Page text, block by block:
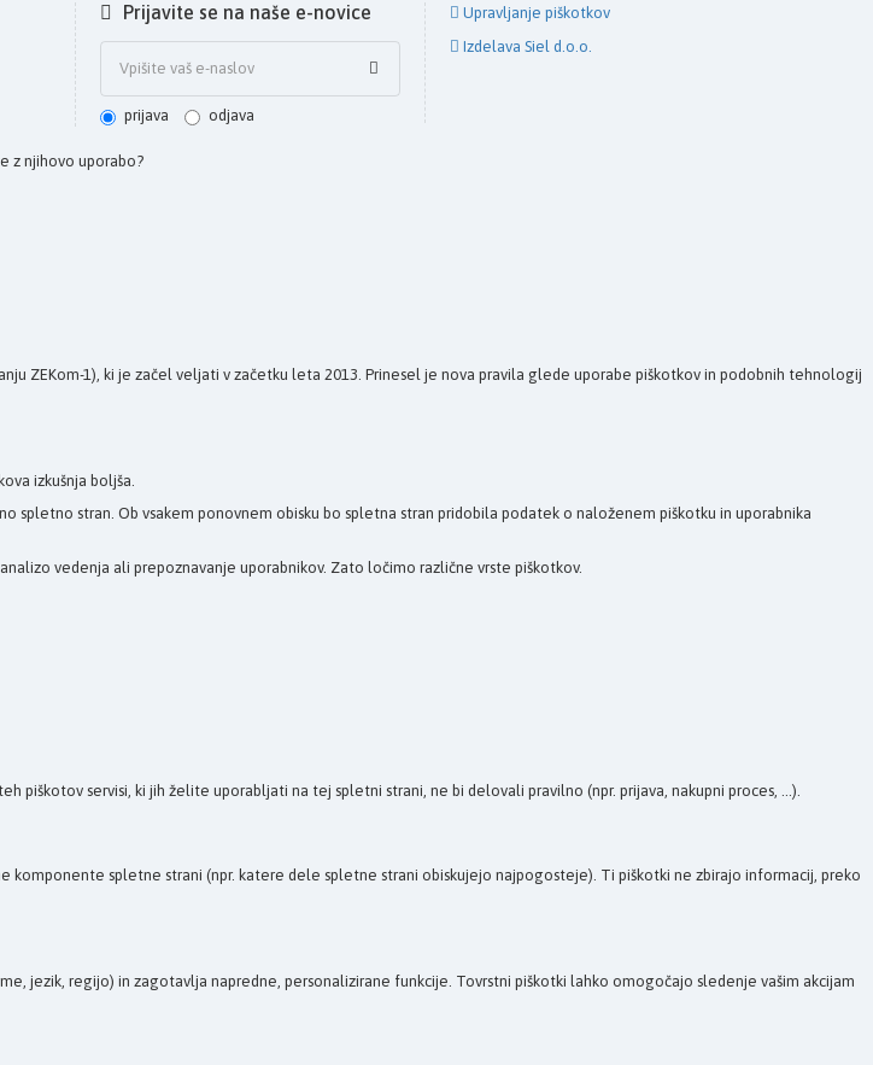
Prijavite se na naše e-novice
prijava odjava
Upravljanje piškotkov
Izdelava Siel d.o.o.
z njihovo uporabo?
ZEKom-1), ki je začel veljati v začetku leta 2013. Prinesel je nova pravila glede uporabe piškotkov in podobnih tehnologij
izkušnja boljša.
spletno stran. Ob vsakem ponovnem obisku bo spletna stran pridobila podatek o naloženem piškotku in uporabnika
vedenja ali prepoznavanje uporabnikov. Zato ločimo različne vrste piškotkov.
servisi, ki jih želite uporabljati na tej spletni strani, ne bi delovali pravilno (npr. prijava, nakupni proces, ...).
komponente spletne strani (npr. katere dele spletne strani obiskujejo najpogosteje). Ti piškotki ne zbirajo informacij, preko
jezik, regijo) in zagotavlja napredne, personalizirane funkcije. Tovrstni piškotki lahko omogočajo sledenje vašim akcijam